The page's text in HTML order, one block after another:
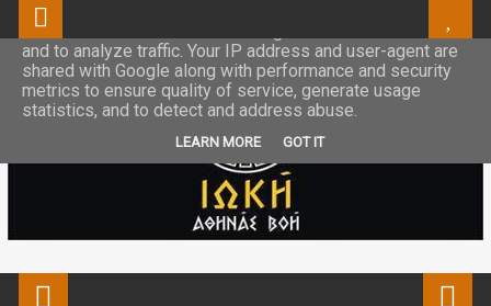
This site uses cookies from Google to deliver its services
and to analyze traffic. Your IP address and user-agent are
shared with Google along with performance and security
metrics to ensure quality of service, generate usage
statistics, and to detect and address abuse.
LEARN MORE GOT IT